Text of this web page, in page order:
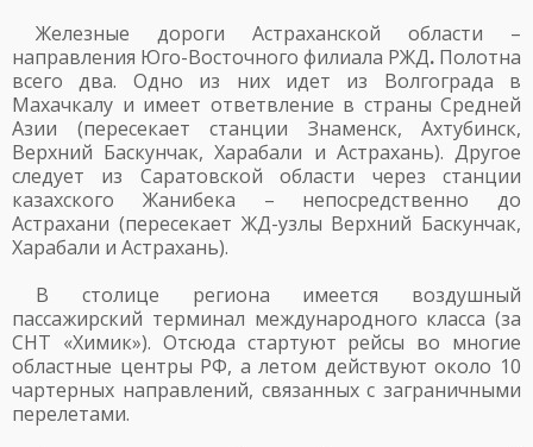
Железные дороги Астраханской области –
направления Юго-Восточного филиала РЖД. Полотна
всего два. Одно из них идет из Волгограда в
Махачкалу и имеет ответвление в страны Средней
Азии (пересекает станции Знаменск, Ахтубинск,
Верхний Баскунчак, Харабали и Астрахань). Другое
следует из Саратовской области через станции
казахского Жанибека – непосредственно до
Астрахани (пересекает ЖД-узлы Верхний Баскунчак,
Харабали и Астрахань).
В столице региона имеется воздушный
пассажирский терминал международного класса (за
СНТ «Химик»). Отсюда стартуют рейсы во многие
областные центры РФ, а летом действуют около 10
чартерных направлений, связанных с заграничными
перелетами.